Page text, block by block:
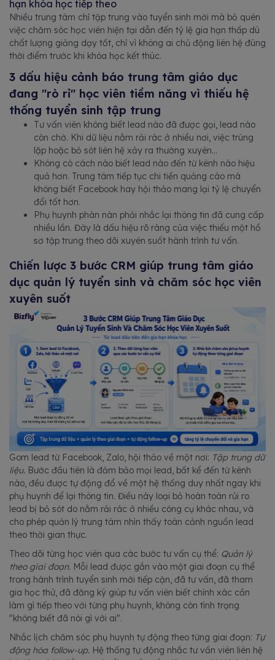
hạn khóa học tiếp theo
Nhiều trung tâm chỉ tập trung vào tuyển sinh mới mà bỏ quên
việc chăm sóc học viên hiện tại dẫn đến tỷ lệ gia hạn thấp dù
chất lượng giảng dạy tốt, chỉ vì không ai chủ động liên hệ đúng
thời điểm trước khi khóa học kết thúc.
3 dấu hiệu cảnh báo trung tâm giáo dục
đang "rò rỉ" học viên tiềm năng vì thiếu hệ
thống tuyển sinh tập trung
Tư vấn viên không biết lead nào đã được gọi, lead nào
còn chờ. Khi dữ liệu nằm rải rác ở nhiều nơi, việc trùng
lặp hoặc bỏ sót liên hệ xảy ra thường xuyên...
Không có cách nào biết lead nào đến từ kênh nào hiệu
quả hơn. Trung tâm tiếp tục chi tiền quảng cáo mà
không biết Facebook hay hội thảo mang lại tỷ lệ chuyển
đổi tốt hơn.
Phụ huynh phàn nàn phải nhắc lại thông tin đã cung cấp
nhiều lần. Đây là dấu hiệu rõ ràng của việc thiếu một hồ
sơ tập trung theo dõi xuyên suốt hành trình tư vấn.
Chiến lược 3 bước CRM giúp trung tâm giáo
dục quản lý tuyển sinh và chăm sóc học viên
xuyên suốt
Gom lead từ Facebook, Zalo, hội thảo về một nơi: Tập trung dữ
liệu. Bước đầu tiên là đảm bảo mọi lead, bất kể đến từ kênh
nào, đều được tự động đổ về một hệ thống duy nhất ngay khi
phụ huynh để lại thông tin. Điều này loại bỏ hoàn toàn rủi ro
lead bị bỏ sót do nằm rải rác ở nhiều công cụ khác nhau, và
cho phép quản lý trung tâm nhìn thấy toàn cảnh nguồn lead
theo thời gian thực.
Theo dõi từng học viên qua các bước tư vấn cụ thể: Quản lý
theo giai đoạn. Mỗi lead được gắn vào một giai đoạn cụ thể
trong hành trình tuyển sinh mới tiếp cận, đã tư vấn, đã tham
gia học thử, đã đăng ký giúp tư vấn viên biết chính xác cần
làm gì tiếp theo với từng phụ huynh, không còn tình trạng
"không biết đã nói gì với ai".
Nhắc lịch chăm sóc phụ huynh tự động theo từng giai đoạn: Tự
động hóa follow-up. Hệ thống tự động nhắc tư vấn viên liên hệ